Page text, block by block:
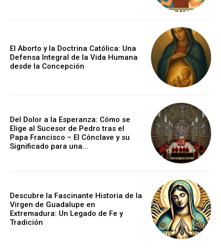
El Aborto y la Doctrina Católica: Una
Defensa Integral de la Vida Humana
desde la Concepción
Del Dolor a la Esperanza: Cómo se
Elige al Sucesor de Pedro tras el
Papa Francisco – El Cónclave y su
Significado para una...
Descubre la Fascinante Historia de la
Virgen de Guadalupe en
Extremadura: Un Legado de Fe y
Tradición